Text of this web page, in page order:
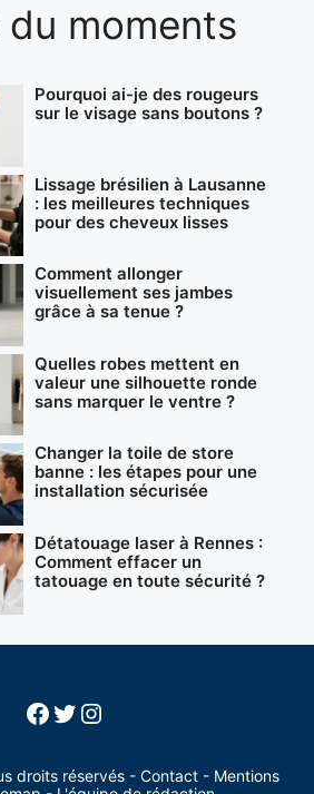
moments
Pourquoi ai-je des rougeurs
sur le visage sans boutons ?
Lissage brésilien à Lausanne
: les meilleures techniques
pour des cheveux lisses
Comment allonger
visuellement ses jambes
grâce à sa tenue ?
Quelles robes mettent en
valeur une silhouette ronde
sans marquer le ventre ?
Changer la toile de store
banne : les étapes pour une
installation sécurisée
Détatouage laser à Rennes :
Comment effacer un
tatouage en toute sécurité ?
Facebook
Twitter
Instagram
droits réservés - Contact - Mentions